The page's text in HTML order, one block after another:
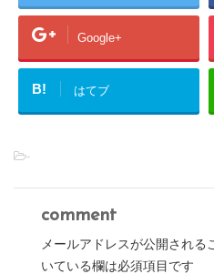
Google+
B! はてブ
-
comment
メールアドレスが公開される
いている欄は必須項目です